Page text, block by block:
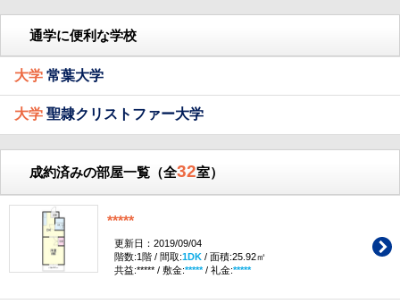
通学に便利な学校
大学 常葉大学
大学 聖隷クリストファー大学
成約済みの部屋一覧（全32室）
*****
更新日：2019/09/04
階数:1階 / 間取:1DK / 面積:25.92㎡
共益:***** / 敷金:*****/ 礼金:*****